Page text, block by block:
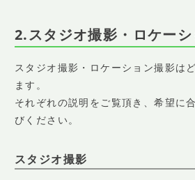
2.スタジオ撮影・ロケー
スタジオ撮影・ロケーション撮影は
ます。
それぞれの説明をご覧頂き、希望に
びください。
スタジオ撮影